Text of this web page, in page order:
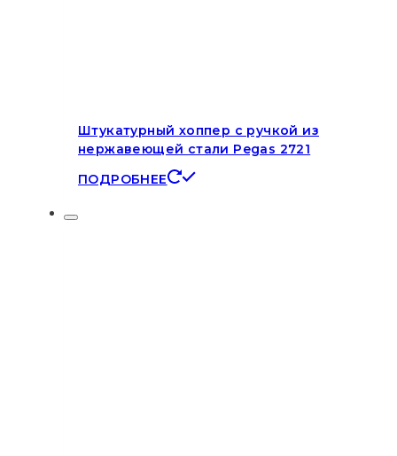
Штукатурный хоппер с ручкой из
нержавеющей стали Pegas 2721
ПОДРОБНЕЕ